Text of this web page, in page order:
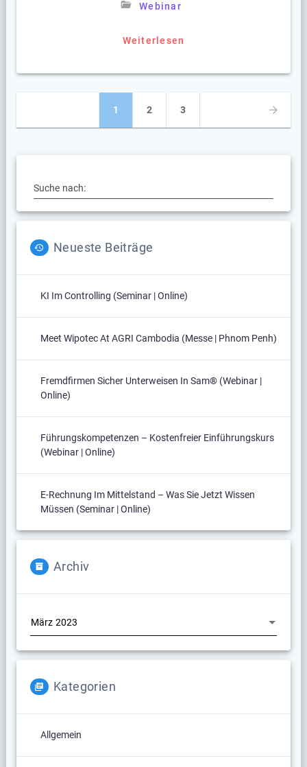
Webinar
Weiterlesen
Beitragsnavigation
Seite
1 Seite
2 Seite
3
Suche nach:
Neueste Beiträge
KI Im Controlling (Seminar | Online)
Meet Wipotec At AGRI Cambodia (Messe | Phnom Penh)
Fremdfirmen Sicher Unterweisen In Sam® (Webinar |
Online)
Führungskompetenzen – Kostenfreier Einführungskurs
(Webinar | Online)
E-Rechnung Im Mittelstand – Was Sie Jetzt Wissen
Müssen (Seminar | Online)
Archiv
Kategorien
Allgemein